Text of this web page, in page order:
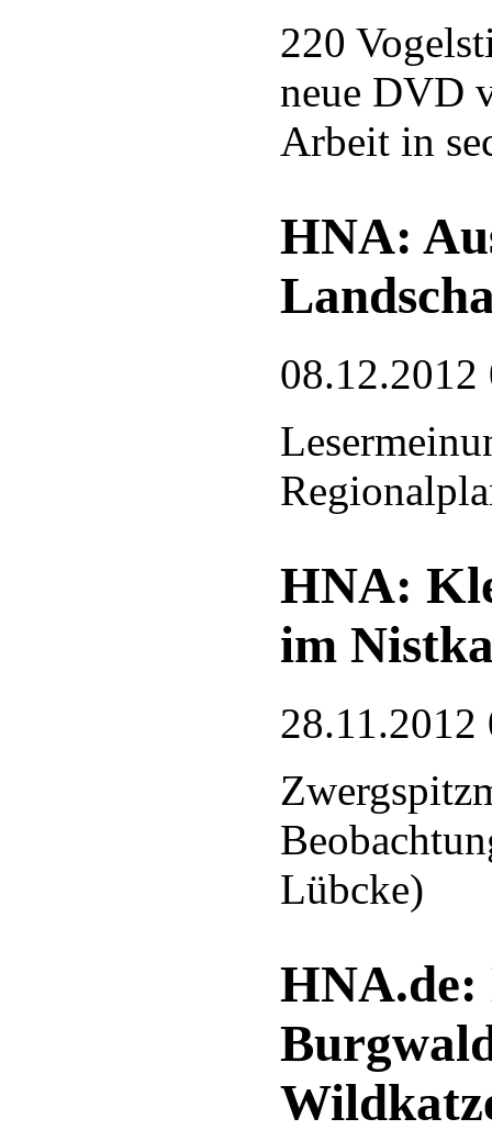
220
neue DVD
Arbeit in
HNA:
08.12.2012
HNA:
im
28.11.2012
Lübcke)
HNA.de: